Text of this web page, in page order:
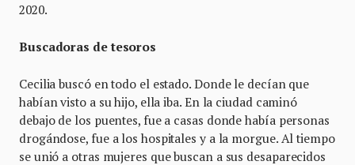
2020.
Buscadoras de tesoros
Cecilia buscó en todo el estado. Donde le decían que
habían visto a su hijo, ella iba. En la ciudad caminó
debajo de los puentes, fue a casas donde había personas
drogándose, fue a los hospitales y a la morgue. Al tiempo
se unió a otras mujeres que buscan a sus desaparecidos